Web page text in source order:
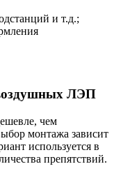
и т.д.;
ЛЭП
чем
монтажа зависит
используется в
препятствий.